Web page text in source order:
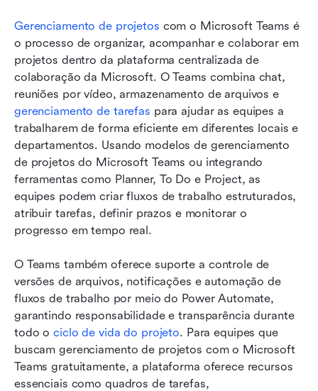
Gerenciamento de projetos com o Microsoft Teams é
o processo de organizar, acompanhar e colaborar em
projetos dentro da plataforma centralizada de
colaboração da Microsoft. O Teams combina chat,
reuniões por vídeo, armazenamento de arquivos e
gerenciamento de tarefas para ajudar as equipes a
trabalharem de forma eficiente em diferentes locais e
departamentos. Usando modelos de gerenciamento
de projetos do Microsoft Teams ou integrando
ferramentas como Planner, To Do e Project, as
equipes podem criar fluxos de trabalho estruturados,
atribuir tarefas, definir prazos e monitorar o
progresso em tempo real.
O Teams também oferece suporte a controle de
versões de arquivos, notificações e automação de
fluxos de trabalho por meio do Power Automate,
garantindo responsabilidade e transparência durante
todo o ciclo de vida do projeto. Para equipes que
buscam gerenciamento de projetos com o Microsoft
Teams gratuitamente, a plataforma oferece recursos
essenciais como quadros de tarefas,